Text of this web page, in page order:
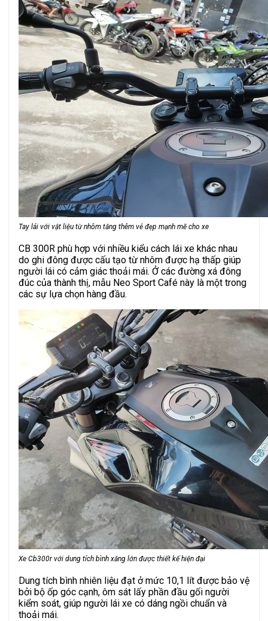
Tay lái với vật liệu từ nhôm tăng thêm vẻ đẹp mạnh mẽ cho xe
CB 300R phù hợp với nhiều kiểu cách lái xe khác nhau
do ghi đông được cấu tạo từ nhôm được hạ thấp giúp
người lái có cảm giác thoải mái. Ở các đường xá đông
đúc của thành thị, mẫu Neo Sport Café này là một trong
các sự lựa chọn hàng đầu.
Xe Cb300r với dung tích bình xăng lớn được thiết kế hiện đại
Dung tích bình nhiên liệu đạt ở mức 10,1 lít được bảo vệ
bởi bộ ốp góc cạnh, ôm sát lấy phần đầu gối người
kiểm soát, giúp người lái xe có dáng ngồi chuẩn và
thoải mái.